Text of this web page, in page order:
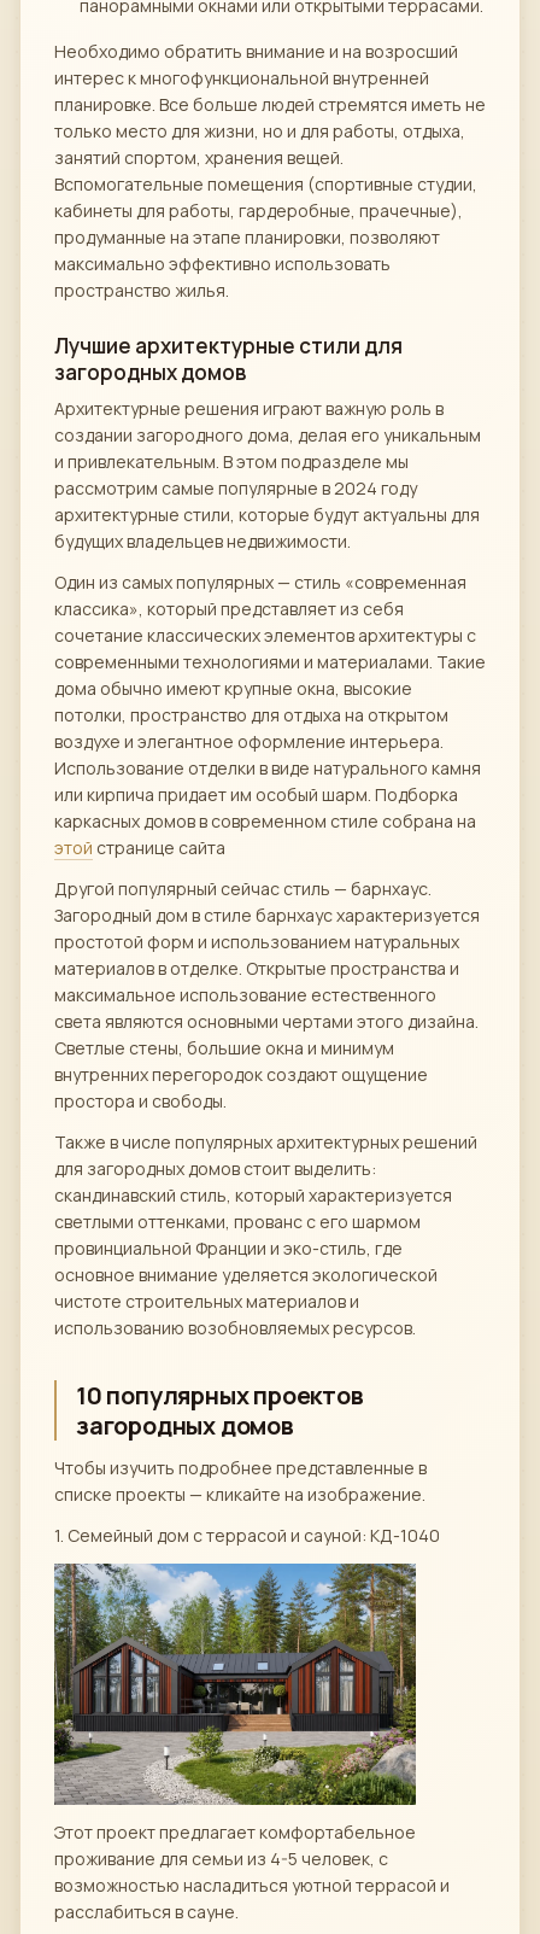
панорамными окнами или открытыми террасами.
Необходимо обратить внимание и на возросший
интерес к многофункциональной внутренней
планировке. Все больше людей стремятся иметь не
только место для жизни, но и для работы, отдыха,
занятий спортом, хранения вещей.
Вспомогательные помещения (спортивные студии,
кабинеты для работы, гардеробные, прачечные),
продуманные на этапе планировки, позволяют
максимально эффективно использовать
пространство жилья.
Лучшие архитектурные стили для
загородных домов
Архитектурные решения играют важную роль в
создании загородного дома, делая его уникальным
и привлекательным. В этом подразделе мы
рассмотрим самые популярные в 2024 году
архитектурные стили, которые будут актуальны для
будущих владельцев недвижимости.
Один из самых популярных — стиль «современная
классика», который представляет из себя
сочетание классических элементов архитектуры с
современными технологиями и материалами. Такие
дома обычно имеют крупные окна, высокие
потолки, пространство для отдыха на открытом
воздухе и элегантное оформление интерьера.
Использование отделки в виде натурального камня
или кирпича придает им особый шарм. Подборка
каркасных домов в современном стиле собрана на
этой странице сайта
Другой популярный сейчас стиль — барнхаус.
Загородный дом в стиле барнхаус характеризуется
простотой форм и использованием натуральных
материалов в отделке. Открытые пространства и
максимальное использование естественного
света являются основными чертами этого дизайна.
Светлые стены, большие окна и минимум
внутренних перегородок создают ощущение
простора и свободы.
Также в числе популярных архитектурных решений
для загородных домов стоит выделить:
скандинавский стиль, который характеризуется
светлыми оттенками, прованс с его шармом
провинциальной Франции и эко-стиль, где
основное внимание уделяется экологической
чистоте строительных материалов и
использованию возобновляемых ресурсов.
10 популярных проектов
загородных домов
Чтобы изучить подробнее представленные в
списке проекты — кликайте на изображение.
1. Семейный дом с террасой и сауной: КД-1040
Этот проект предлагает комфортабельное
проживание для семьи из 4-5 человек, с
возможностью насладиться уютной террасой и
расслабиться в сауне.